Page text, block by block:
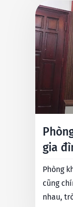
gia
Phòng
cũng
nhau,